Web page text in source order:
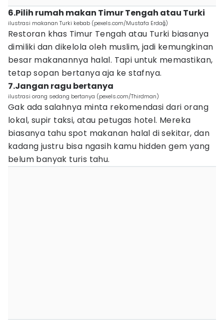
6.Pilih rumah makan Timur Tengah atau Turki
ilustrasi makanan Turki kebab (pexels.com/Mustafa Erdağ)
Restoran khas Timur Tengah atau Turki biasanya
dimiliki dan dikelola oleh muslim, jadi kemungkinan
besar makanannya halal. Tapi untuk memastikan,
tetap sopan bertanya aja ke stafnya.
7.Jangan ragu bertanya
ilustrasi orang sedang bertanya (pexels.com/Thirdman)
Gak ada salahnya minta rekomendasi dari orang
lokal, supir taksi, atau petugas hotel. Mereka
biasanya tahu spot makanan halal di sekitar, dan
kadang justru bisa ngasih kamu hidden gem yang
belum banyak turis tahu.